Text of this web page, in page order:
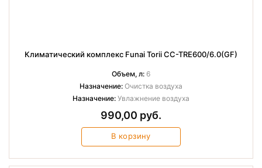
Климатический комплекс Funai Torii CC-TRE600/6.0(GF)
Объем, л: 6
Назначение: Очистка воздуха
Назначение: Увлажнение воздуха
990,00 руб.
В корзину